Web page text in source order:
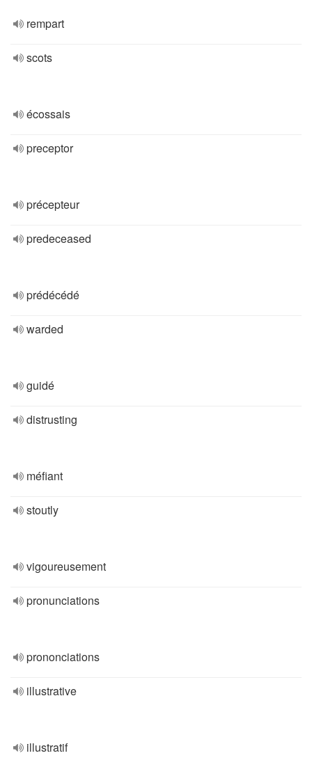
rempart
scots
écossais
preceptor
précepteur
predeceased
prédécédé
warded
guidé
distrusting
méfiant
stoutly
vigoureusement
pronunciations
prononciations
illustrative
illustratif